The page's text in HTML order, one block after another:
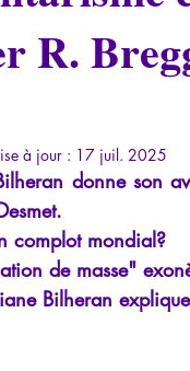
Interviews
Grec
R.
à jour : 17 juil. 2025
donne son
complot mondial?
de masse"
Bilheran